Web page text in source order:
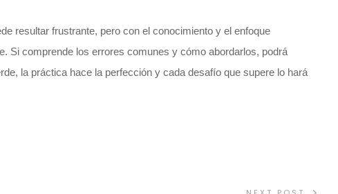
resultar frustrante, pero con el conocimiento y el enfoque
Si comprende los errores comunes y cómo abordarlos, podrá
la práctica hace la perfección y cada desafío que supere lo hará